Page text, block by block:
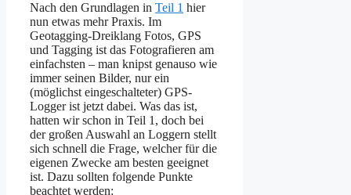
Nach den Grundlagen in Teil 1 hier
nun etwas mehr Praxis. Im
Geotagging-Dreiklang Fotos, GPS
und Tagging ist das Fotografieren am
einfachsten – man knipst genauso wie
immer seinen Bilder, nur ein
(möglichst eingeschalteter) GPS-
Logger ist jetzt dabei. Was das ist,
hatten wir schon in Teil 1, doch bei
der großen Auswahl an Loggern stellt
sich schnell die Frage, welcher für die
eigenen Zwecke am besten geeignet
ist. Dazu sollten folgende Punkte
beachtet werden: